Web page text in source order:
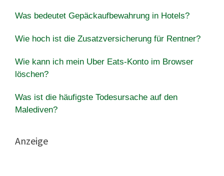
Was bedeutet Gepäckaufbewahrung in Hotels?
Wie hoch ist die Zusatzversicherung für Rentner?
Wie kann ich mein Uber Eats-Konto im Browser
löschen?
Was ist die häufigste Todesursache auf den
Malediven?
Anzeige